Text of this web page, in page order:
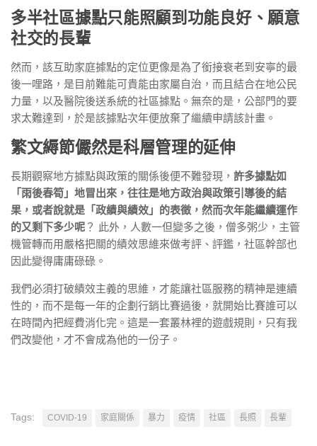
多半社區據點只能照顧到功能良好、願意
社交的長輩
然而，該互助家庭據點的定位更像是為了銜接衰老到安寧的最
後一哩路，是目前難能可貴能由家屬自治，而且結合在地公民
力量，以及醫院後送系統的社區據點。無奈的是，公部門的要
求太難達到，於是該據點次年便放棄了繼續申請該計畫。
繁文縟節儼然是科層管理的延伸
長期觀察地方據點與政策的關係後便不難發現， 許多據點如
「雨後春筍」地冒出來，往往是地方政治與政策引導後的結
果，或者說就是「政績與績效」的表徵，然而次年能繼續運作
的又剩下多少呢 ？ 此外，人數一但變多之後，僧多粥少，主管
機管轉而用嚴格把關的績效思維來做考評、評鑑，社區幹部也
因此變得庸庸碌碌。
我們必須打破績效主義的思維，才能讓社區服務的精神是連續
性的，而不是每一年的企劃行銷比賽過後，就開始比賽誰可以
在時間內把經費消化完。這是一套叢林裡的遊戲規則，只有我
們改變他，才不會成為他的一份子。
Tags: COVID-19 家庭關係 暴力 疫情 社區 長照 長輩